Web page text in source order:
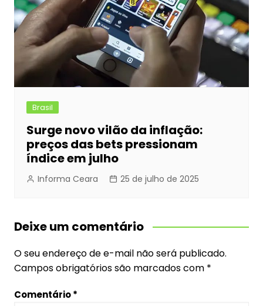
Brasil
Surge novo vilão da inflação:
preços das bets pressionam
índice em julho
Informa Ceara 25 de julho de 2025
Deixe um comentário
O seu endereço de e-mail não será publicado.
Campos obrigatórios são marcados com *
Comentário*